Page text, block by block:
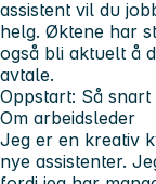
assistent vil du
helg. Øktene har
også bli aktuelt å
avtale.
Oppstart: Så snart
Om arbeidsleder
Jeg er en kreativ
nye assistenter.